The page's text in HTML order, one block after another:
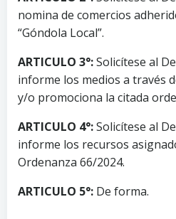
nomina de comercios
“Góndola Local”.
ARTICULO 3°:Solicítese al
informe los medios a través
y/o promociona la citada
ARTICULO 4°:Solicítese al
informe los recursos
Ordenanza 66/2024.
ARTICULO 5°: De forma.